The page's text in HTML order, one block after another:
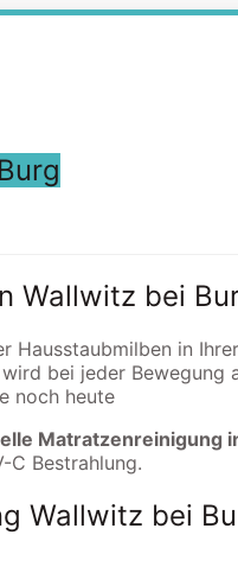
Wallwitz bei
Hausstaubmilben in
bei jeder
noch heute
Matratzenreinigung
C Bestrahlung.
Wallwitz bei